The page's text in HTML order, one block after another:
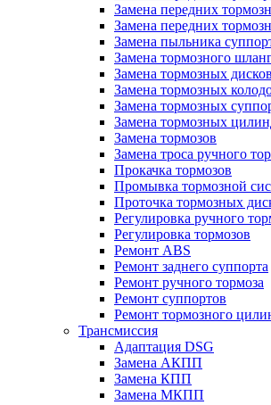
Замена передних
Замена передних
Замена пыльника
Замена тормозного
Замена тормозных дисков
Замена тормозных
Замена тормозных
Замена тормозных
Замена тормозов
Замена троса ручного
Прокачка тормозов
Промывка тормозной
Проточка тормозных
Регулировка ручного
Регулировка тормозов
Ремонт ABS
Ремонт заднего суппорта
Ремонт ручного тормоза
Ремонт суппортов
Ремонт тормозного
Трансмиссия
Адаптация DSG
Замена АКПП
Замена КПП
Замена МКПП